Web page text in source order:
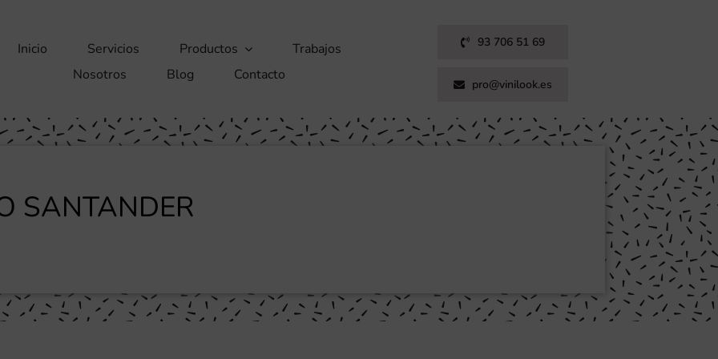
Inicio Servicios Productos
Trabajos
Nosotros
Blog Contacto
93 706 51 69
pro@vinilook.es
SANTANDER